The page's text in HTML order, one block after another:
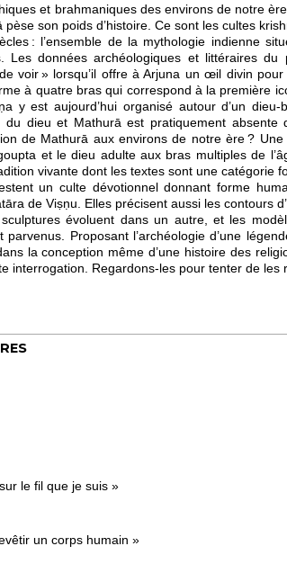
et brahmaniques des environs de notre
son poids d’histoire. Ce sont les cultes
: l’ensemble de la mythologie indienne
Les données archéologiques et littéraires
voir » lorsqu’il offre à Arjuna un œil divin
à quatre bras qui correspond à la première
y est aujourd’hui organisé autour d’un
du dieu et Mathurā est pratiquement
de Mathurā aux environs de notre ère ?
et le dieu adulte aux bras multiples de
vivante dont les textes sont une catégorie
un culte dévotionnel donnant forme
de Viṣṇu. Elles précisent aussi les contours
évoluent dans un autre, et les
parvenus. Proposant l’archéologie d’une
la conception même d’une histoire des
interrogation. Regardons-les pour tenter de les
le fil que je suis »
un corps humain »